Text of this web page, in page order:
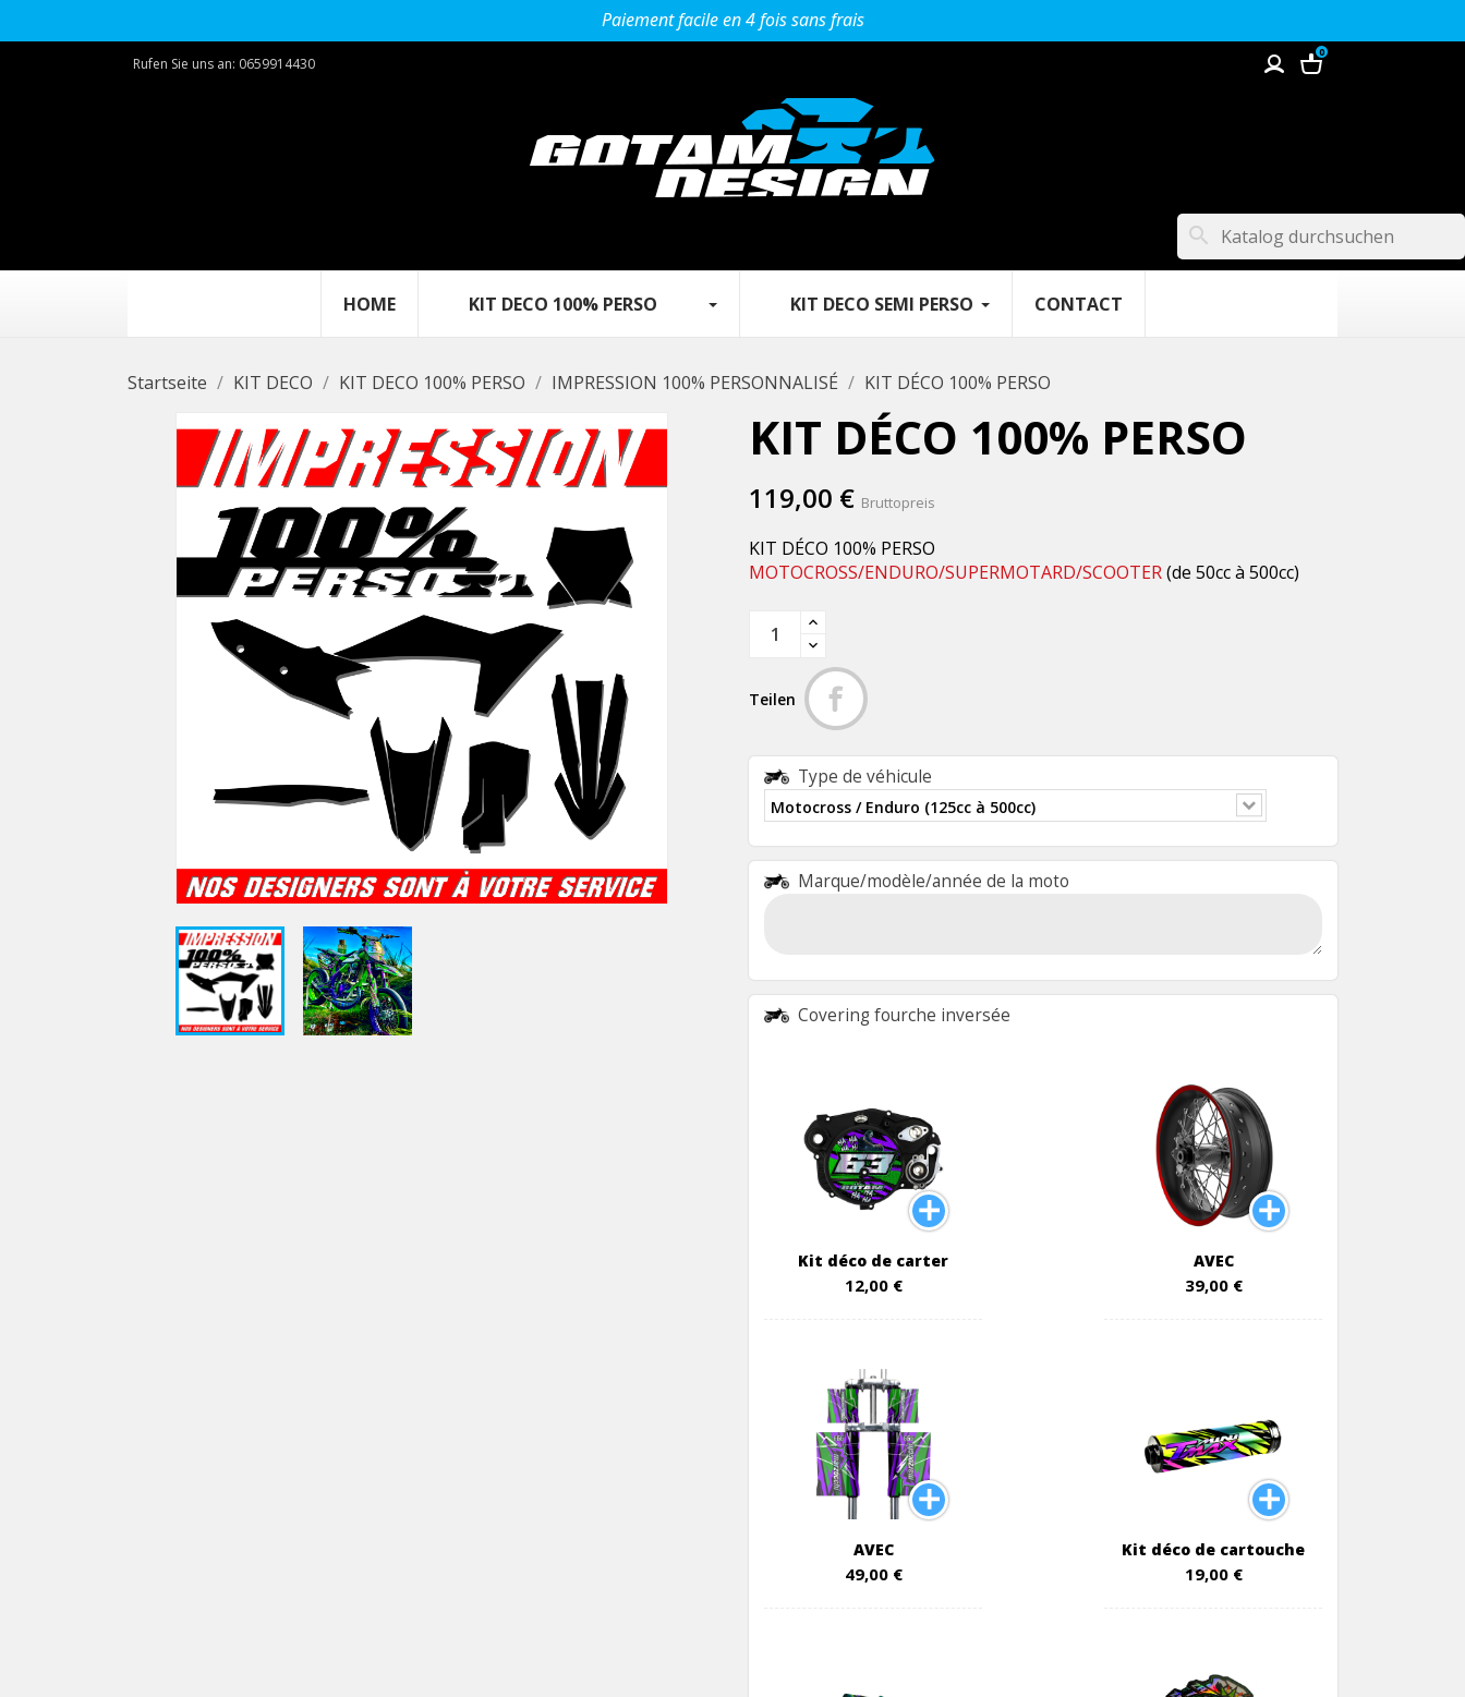
Paiement facile en 4 fois sans frais
Rufen Sie uns an: 0659914430
0
search
HOME KIT DECO 100% PERSO‎ ‎ ‎‎ ‎ ‎ ‎ ‎ ‎‎ ‎ ‎ ‎ KIT DECO SEMI PERSO CONTACT
Startseite KIT DECO KIT DECO 100% PERSO IMPRESSION 100% PERSONNALISÉ KIT DÉCO 100% PERSO
KIT DÉCO 100% PERSO
119,00 € Bruttopreis
KIT DÉCO 100% PERSO
MOTOCROSS/ENDURO/SUPERMOTARD/SCOOTER(de 50cc à 500cc)
Teilen
Type de véhicule
Marque/modèle/année de la moto
Covering fourche inversée
Kit déco de carter
12,00 €
AVEC
39,00 €
AVEC
49,00 €
Kit déco de cartouche
19,00 €